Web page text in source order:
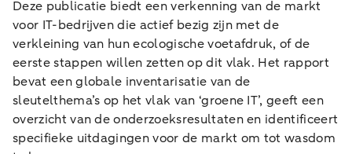
Deze publicatie biedt een verkenning van de markt
voor IT-bedrijven die actief bezig zijn met de
verkleining van hun ecologische voetafdruk, of de
eerste stappen willen zetten op dit vlak. Het rapport
bevat een globale inventarisatie van de
sleutelthema’s op het vlak van ‘groene IT’, geeft een
overzicht van de onderzoeksresultaten en identificeert
specifieke uitdagingen voor de markt om tot wasdom